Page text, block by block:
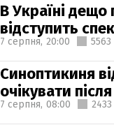
В Україні дещо
відступить
7 серпня, 20:00 5563
Синоптикиня
очікувати
7 серпня, 08:00 2433